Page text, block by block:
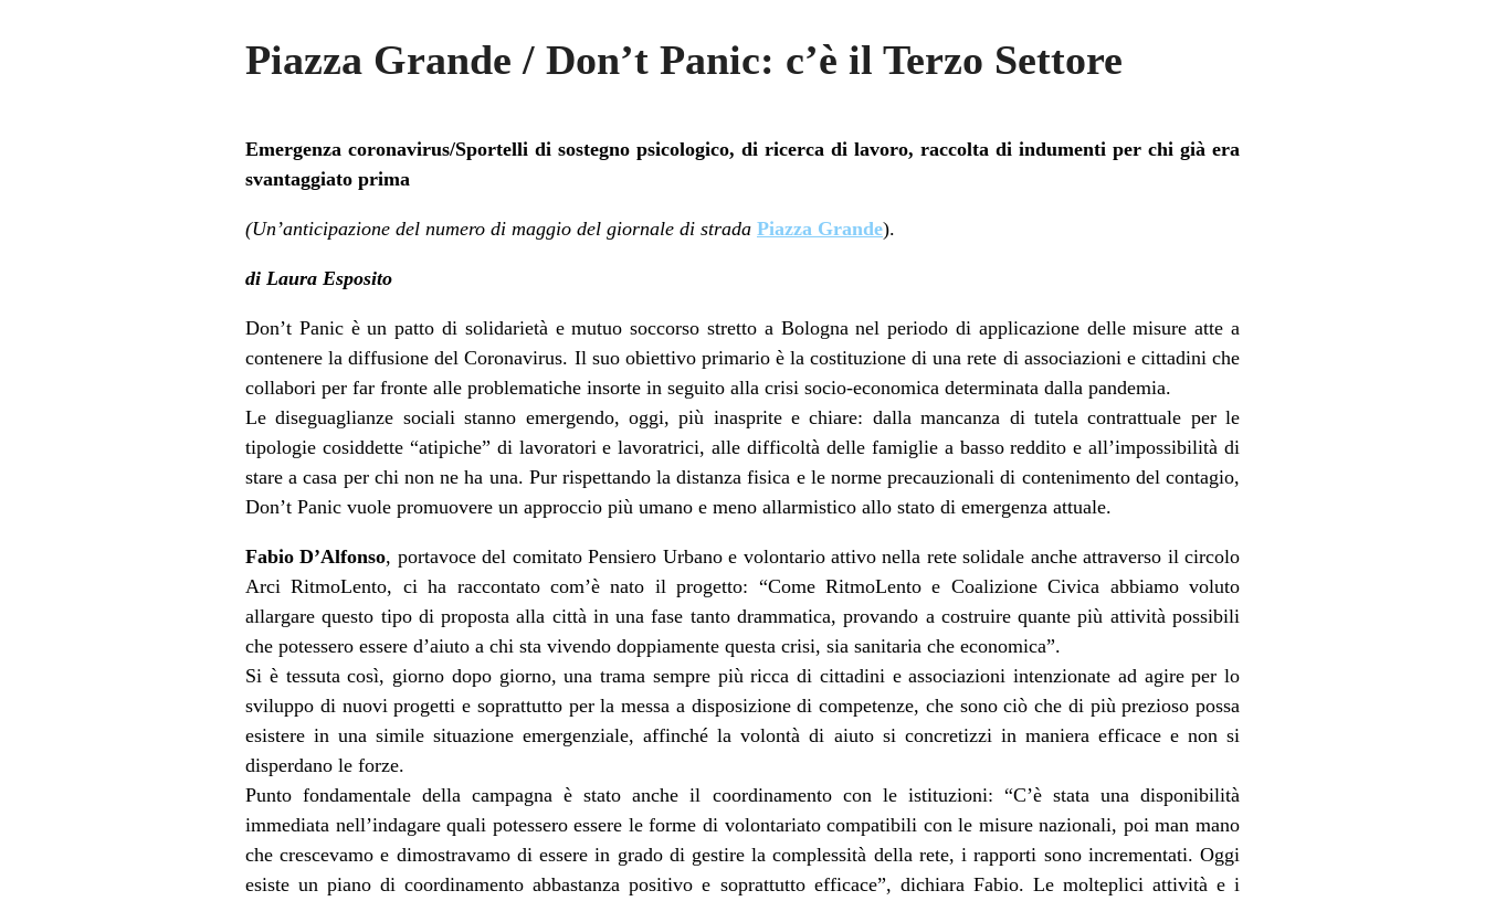
Piazza Grande / Don’t Panic: c’è il Terzo Settore
Emergenza coronavirus/Sportelli di sostegno psicologico, di ricerca di lavoro, raccolta di indumenti per chi già era
svantaggiato prima
(Un’anticipazione del numero di maggio del giornale di strada Piazza Grande).
di Laura Esposito
Don’t Panic è un patto di solidarietà e mutuo soccorso stretto a Bologna nel periodo di applicazione delle misure atte a
contenere la diffusione del Coronavirus. Il suo obiettivo primario è la costituzione di una rete di associazioni e cittadini che
collabori per far fronte alle problematiche insorte in seguito alla crisi socio-economica determinata dalla pandemia.
Le diseguaglianze sociali stanno emergendo, oggi, più inasprite e chiare: dalla mancanza di tutela contrattuale per le
tipologie cosiddette “atipiche” di lavoratori e lavoratrici, alle difficoltà delle famiglie a basso reddito e all’impossibilità di
stare a casa per chi non ne ha una. Pur rispettando la distanza fisica e le norme precauzionali di contenimento del contagio,
Don’t Panic vuole promuovere un approccio più umano e meno allarmistico allo stato di emergenza attuale.
Fabio D’Alfonso, portavoce del comitato Pensiero Urbano e volontario attivo nella rete solidale anche attraverso il circolo
Arci RitmoLento, ci ha raccontato com’è nato il progetto: “Come RitmoLento e Coalizione Civica abbiamo voluto
allargare questo tipo di proposta alla città in una fase tanto drammatica, provando a costruire quante più attività possibili
che potessero essere d’aiuto a chi sta vivendo doppiamente questa crisi, sia sanitaria che economica”.
Si è tessuta così, giorno dopo giorno, una trama sempre più ricca di cittadini e associazioni intenzionate ad agire per lo
sviluppo di nuovi progetti e soprattutto per la messa a disposizione di competenze, che sono ciò che di più prezioso possa
esistere in una simile situazione emergenziale, affinché la volontà di aiuto si concretizzi in maniera efficace e non si
disperdano le forze.
Punto fondamentale della campagna è stato anche il coordinamento con le istituzioni: “C’è stata una disponibilità
immediata nell’indagare quali potessero essere le forme di volontariato compatibili con le misure nazionali, poi man mano
che crescevamo e dimostravamo di essere in grado di gestire la complessità della rete, i rapporti sono incrementati. Oggi
esiste un piano di coordinamento abbastanza positivo e soprattutto efficace”, dichiara Fabio. Le molteplici attività e i